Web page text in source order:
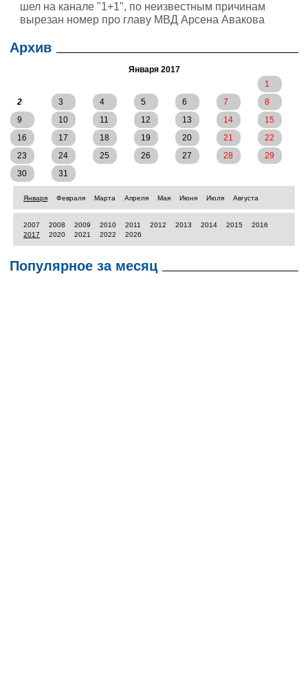
шел на канале "1+1", по неизвестным причинам
вырезан номер про главу МВД Арсена Авакова
Архив
Января 2017
1
2
3 4 5 6 7
8
9
10 11 12 13 14
15
16
17 18 19 20 21
22
23
24 25 26 27 28
29
30
31
Января Февраля Марта Апреля Мая Июня Июля Августа
2007 2008 2009 2010 2011 2012 2013 2014 2015
2016
2017
2020 2021 2022 2026
Популярное за месяц